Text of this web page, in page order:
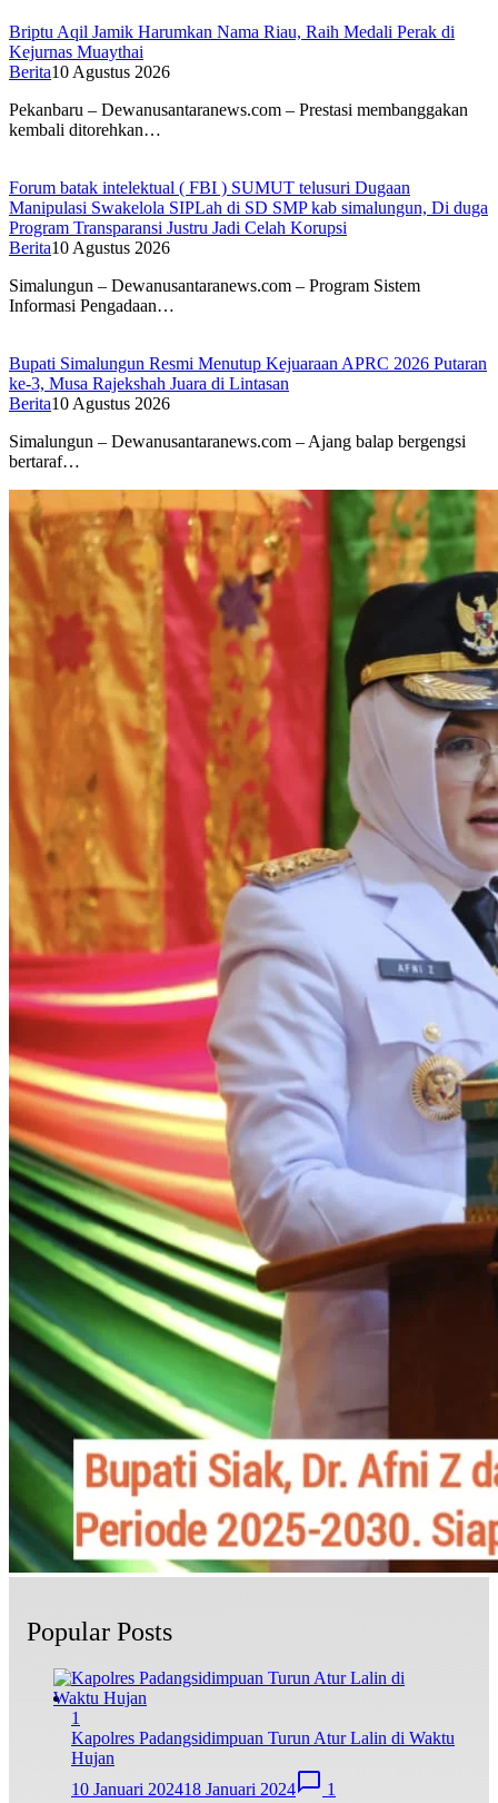
Briptu Aqil Jamik Harumkan Nama Riau, Raih Medali Perak di
Kejurnas Muaythai
Berita10 Agustus 2026
Pekanbaru – Dewanusantaranews.com – Prestasi membanggakan
kembali ditorehkan…
Forum batak intelektual ( FBI ) SUMUT telusuri Dugaan
Manipulasi Swakelola SIPLah di SD SMP kab simalungun, Di duga
Program Transparansi Justru Jadi Celah Korupsi
Berita10 Agustus 2026
Simalungun – Dewanusantaranews.com – Program Sistem
Informasi Pengadaan…
Bupati Simalungun Resmi Menutup Kejuaraan APRC 2026 Putaran
ke-3, Musa Rajekshah Juara di Lintasan
Berita10 Agustus 2026
Simalungun – Dewanusantaranews.com – Ajang balap bergengsi
bertaraf…
Popular Posts
1
Kapolres Padangsidimpuan Turun Atur Lalin di Waktu
Hujan
10 Januari 202418 Januari 2024 1